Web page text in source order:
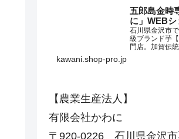
五郎島金時
に」WEBシ
石川県金沢市
級ブランド芋
門店。加賀伝
kawani.shop-pro.jp
【農業生産法人】
有限会社かわに
〒920-0226 石川県金沢市